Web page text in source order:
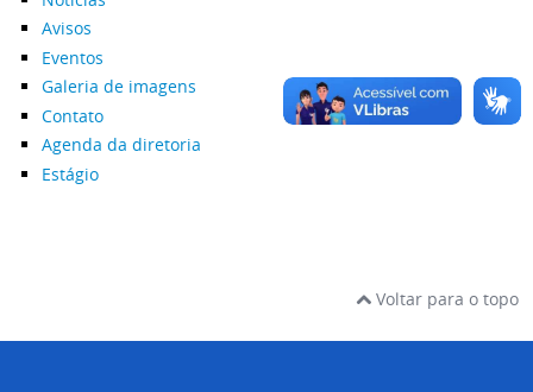
Avisos
Eventos
Galeria de imagens
Contato
Agenda da diretoria
Estágio
Voltar para o topo